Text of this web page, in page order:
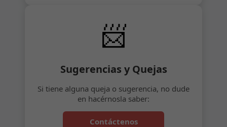
📨
Sugerencias y Quejas
Si tiene alguna queja o sugerencia, no dude
en hacérnosla saber:
Contáctenos